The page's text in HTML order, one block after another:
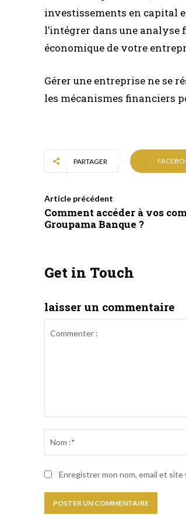
investissements en capital
l’intégrer dans une analyse
économique de votre
Gérer une entreprise ne se
les mécanismes financiers
PARTAGER
Article précédent
Comment accéder à vos
Groupama Banque ?
Get in Touch
laisser un commentaire
Enregistrer mon nom, email et